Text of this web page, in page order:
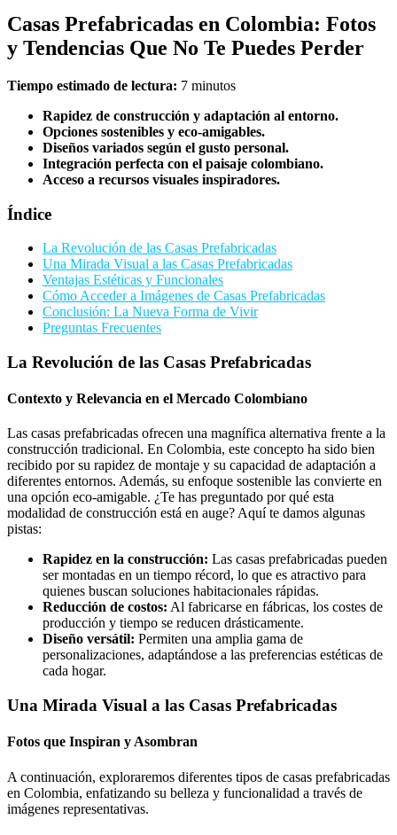
Casas Prefabricadas en Colombia: Fotos
y Tendencias Que No Te Puedes Perder
Tiempo estimado de lectura: 7 minutos
Rapidez de construcción y adaptación al entorno.
Opciones sostenibles y eco-amigables.
Diseños variados según el gusto personal.
Integración perfecta con el paisaje colombiano.
Acceso a recursos visuales inspiradores.
Índice
La Revolución de las Casas Prefabricadas
Una Mirada Visual a las Casas Prefabricadas
Ventajas Estéticas y Funcionales
Cómo Acceder a Imágenes de Casas Prefabricadas
Conclusión: La Nueva Forma de Vivir
Preguntas Frecuentes
La Revolución de las Casas Prefabricadas
Contexto y Relevancia en el Mercado Colombiano
Las casas prefabricadas ofrecen una magnífica alternativa frente a la
construcción tradicional. En Colombia, este concepto ha sido bien
recibido por su rapidez de montaje y su capacidad de adaptación a
diferentes entornos. Además, su enfoque sostenible las convierte en
una opción eco-amigable. ¿Te has preguntado por qué esta
modalidad de construcción está en auge? Aquí te damos algunas
pistas:
Rapidez en la construcción: Las casas prefabricadas pueden
ser montadas en un tiempo récord, lo que es atractivo para
quienes buscan soluciones habitacionales rápidas.
Reducción de costos: Al fabricarse en fábricas, los costes de
producción y tiempo se reducen drásticamente.
Diseño versátil: Permiten una amplia gama de
personalizaciones, adaptándose a las preferencias estéticas de
cada hogar.
Una Mirada Visual a las Casas Prefabricadas
Fotos que Inspiran y Asombran
A continuación, exploraremos diferentes tipos de casas prefabricadas
en Colombia, enfatizando su belleza y funcionalidad a través de
imágenes representativas.